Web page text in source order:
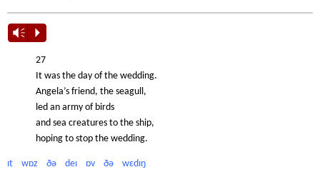
Vm P
27
It was the day of the wedding.
Angela’s friend, the seagull,
led an army of birds
and sea creatures to the ship,
hoping to stop the wedding.
ɪt wɒz ðə deɪ ɒv ðə wɛdɪŋ